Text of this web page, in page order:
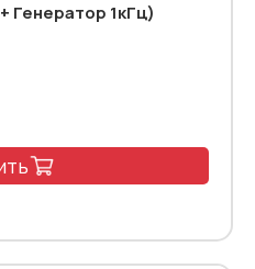
Генератор 1кГц)